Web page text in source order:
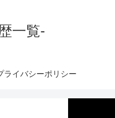
一覧-
ライバシーポリシー